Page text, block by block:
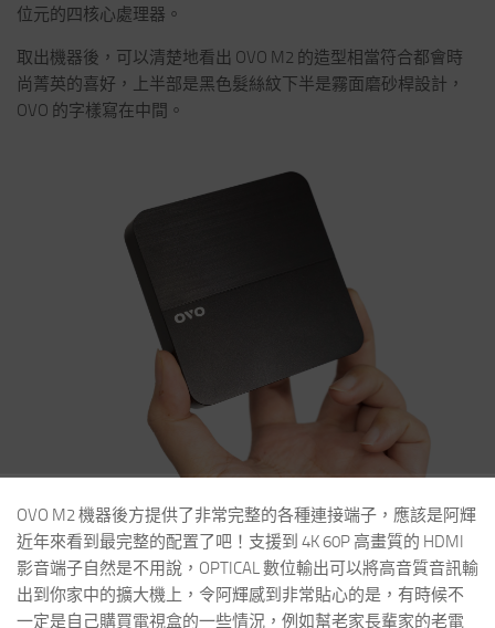
位元的四核心處理器。
取出機器後，可以清楚地看出 OVO M2 的造型相當符合都會時
尚菁英的喜好，上半部是黑色髮絲紋下半是霧面磨砂桿設計，
OVO 的字樣寫在中間。
OVO M2 機器後方提供了非常完整的各種連接端子，應該是阿輝
近年來看到最完整的配置了吧！支援到 4K 60P 高畫質的 HDMI
影音端子自然是不用說，OPTICAL 數位輸出可以將高音質音訊輸
出到你家中的擴大機上，令阿輝感到非常貼心的是，有時候不
一定是自己購買電視盒的一些情況，例如幫老家長輩家的老電